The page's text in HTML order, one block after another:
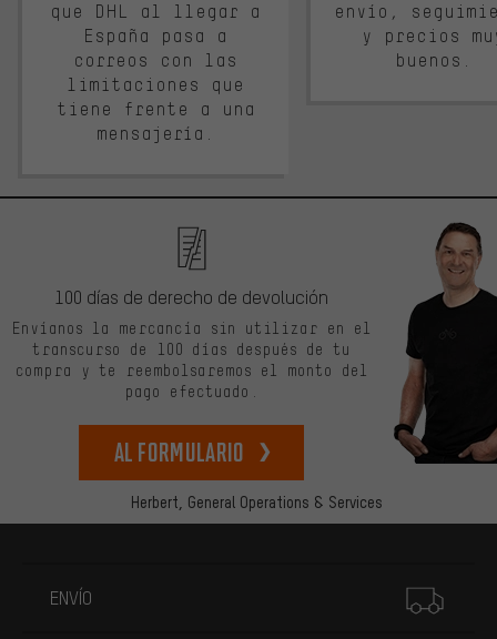
que DHL al llegar a
España pasa a
correos con las
limitaciones que
tiene frente a una
mensajería.
envío,
y precios
buenos.
Herbert, General Operations & Services
100 días de derecho de devolución
Envíanos la mercancía sin utilizar en el
transcurso de 100 días después de tu
compra y te reembolsaremos el monto del
pago efectuado.
Al formulario
ENVÍO